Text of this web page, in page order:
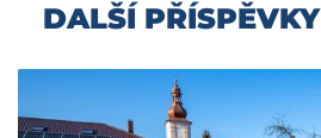
DALŠÍ PŘÍSPĚVKY